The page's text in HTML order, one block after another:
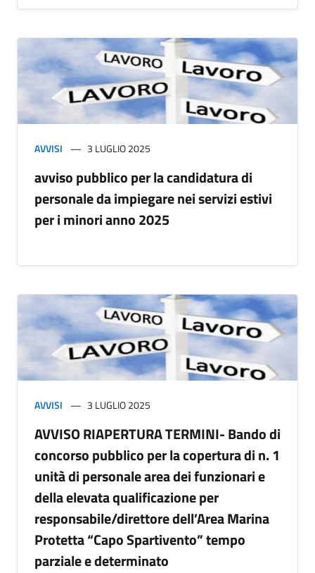
AVVISI 3 LUGLIO 2025
avviso pubblico per la candidatura di
personale da impiegare nei servizi estivi
per i minori anno 2025
AVVISI 3 LUGLIO 2025
AVVISO RIAPERTURA TERMINI- Bando di
concorso pubblico per la copertura di n. 1
unità di personale area dei funzionari e
della elevata qualificazione per
responsabile/direttore dell’Area Marina
Protetta “Capo Spartivento” tempo
parziale e determinato